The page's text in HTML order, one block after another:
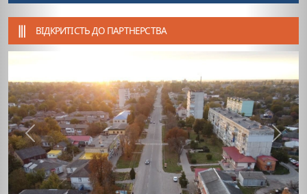
ВІДКРИТІСТЬ ДО ПАРТНЕРСТВА
Previous Next